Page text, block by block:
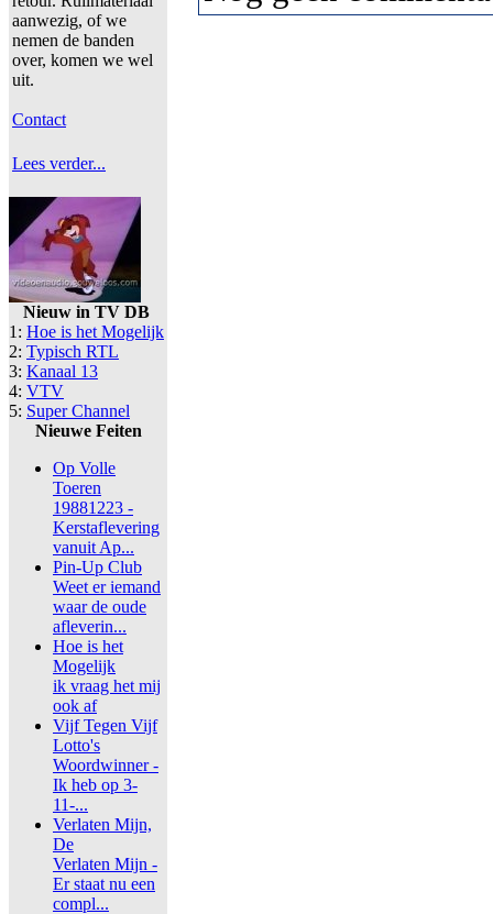
aanwezig, of we
nemen de banden
over, komen we wel
uit.
Contact
Lees verder...
Nieuw in TV DB
1: Hoe is het Mogelijk
2: Typisch RTL
3: Kanaal 13
4: VTV
5: Super Channel
Nieuwe Feiten
Op Volle
Toeren
19881223 -
Kerstaflevering
vanuit Ap...
Pin-Up Club
Weet er iemand
waar de oude
afleverin...
Hoe is het
Mogelijk
ik vraag het mij
ook af
Vijf Tegen Vijf
Lotto's
Woordwinner -
Ik heb op 3-
11-...
Verlaten Mijn,
De
Verlaten Mijn -
Er staat nu een
compl...